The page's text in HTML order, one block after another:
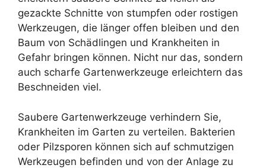
gezackte Schnitte von stumpfen oder rostigen
Werkzeugen, die länger offen bleiben und den
Baum von Schädlingen und Krankheiten in
Gefahr bringen können. Nicht nur das, sondern
auch scharfe Gartenwerkzeuge erleichtern das
Beschneiden viel.
Saubere Gartenwerkzeuge verhindern Sie,
Krankheiten im Garten zu verteilen. Bakterien
oder Pilzsporen können sich auf schmutzigen
Werkzeugen befinden und von der Anlage zu